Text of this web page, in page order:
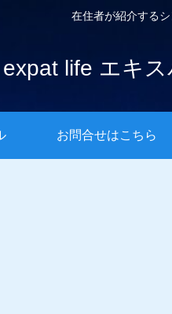
在住者が紹介する
expat life エキ
お問合せはこちら